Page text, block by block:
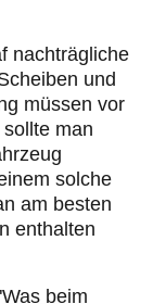
nachträgliche
und
müssen vor
man
solche
am besten
enthalten
Was beim